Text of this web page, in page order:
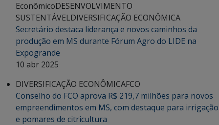
EconômicoDESENVOLVIMENTO
SUSTENTÁVELDIVERSIFICAÇÃO ECONÔMICA
Secretário destaca liderança e novos caminhos da
produção em MS durante Fórum Agro do LIDE na
Expogrande
10 abr 2025
DIVERSIFICAÇÃO ECONÔMICAFCO
Conselho do FCO aprova R$ 219,7 milhões para novos
empreendimentos em MS, com destaque para irrigação
e pomares de citricultura